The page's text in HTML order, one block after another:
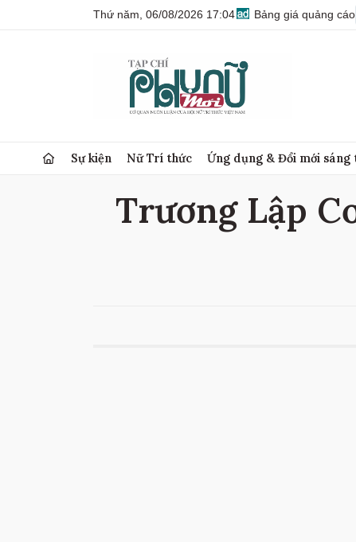
Thứ năm, 06/08/2026 17:04 Bảng giá quảng cáo
Sự kiện Nữ Trí thức Ứng dụng & Đổi mới sáng
Trương Lập